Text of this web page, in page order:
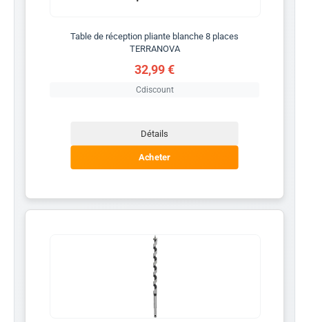
Table de réception pliante blanche 8 places
TERRANOVA
32,99 €
Cdiscount
Détails
Acheter